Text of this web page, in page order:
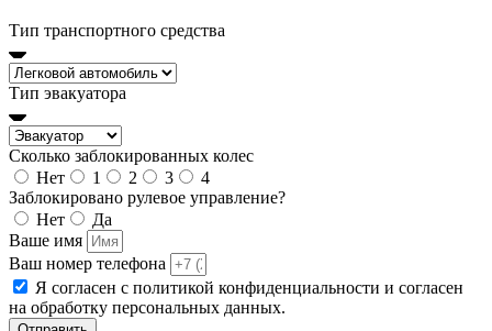
Тип транспортного средства
Тип эвакуатора
Сколько заблокированных колес
Нет
1 2 3
4
Заблокировано рулевое управление?
Нет
Да
Ваше имя
Ваш номер телефона
Я согласен с политикой конфиденциальности и согласен
на обработку персональных данных.